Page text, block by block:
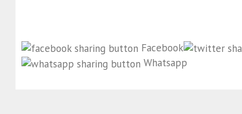
Facebook
Whatsapp